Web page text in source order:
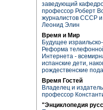
заведующий
профессор Роберт
журналистов СССР
Леонид Элин
Время и Мир
Будущее
Реформа
Интернета -
испанские дети,
рождественские
Время Гостей
Владелец и
профессор
"Энциклопедия